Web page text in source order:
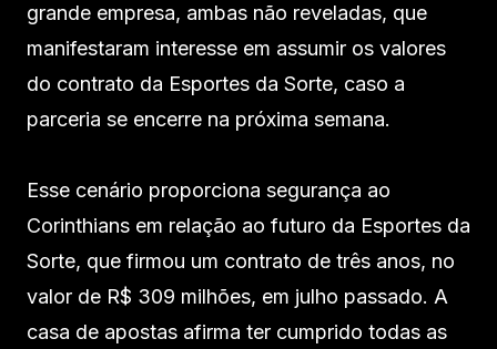
grande empresa, ambas não reveladas, que
manifestaram interesse em assumir os valores
do contrato da Esportes da Sorte, caso a
parceria se encerre na próxima semana.
Esse cenário proporciona segurança ao
Corinthians em relação ao futuro da Esportes da
Sorte, que firmou um contrato de três anos, no
valor de R$ 309 milhões, em julho passado. A
casa de apostas afirma ter cumprido todas as